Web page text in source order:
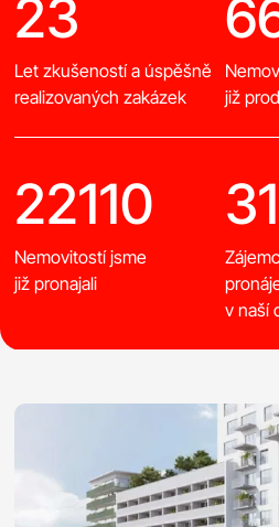
23
Let zkušeností a úspěšně
realizovaných zakázek
již
22110
Nemovitostí jsme
již pronajali
v naší